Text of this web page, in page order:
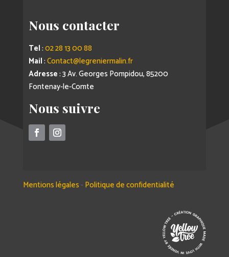
Nous contacter
Tel:02 28 13 00 88
Mail:Contact@legreniermalin.fr
Adresse: 3 Av. Georges Pompidou, 85200
Fontenay-le-Comte
Nous suivre
Mentions légales - Politique de confidentialité